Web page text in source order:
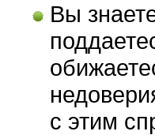
Вы
с этим